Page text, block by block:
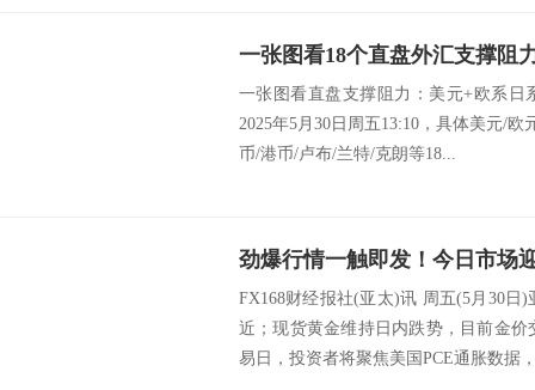
一张图看直盘支撑阻力：美元+欧系日
2025年5月30日周五13:10，具体美元/
币/港币/卢布/兰特/克朗等18...
FX168财经报社(亚太)讯 周五(5月30日
近；现货黄金维持日内跌势，目前金价
易日，投资者将聚焦美国PCE通胀数据